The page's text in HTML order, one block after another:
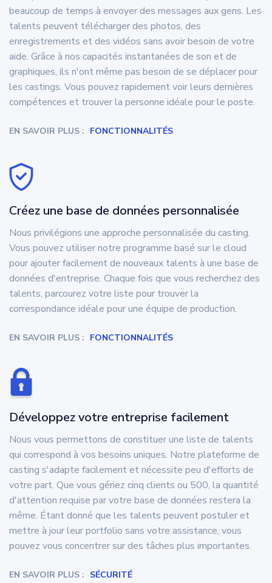
beaucoup de temps à envoyer des messages aux gens. Les
talents peuvent télécharger des photos, des
enregistrements et des vidéos sans avoir besoin de votre
aide. Grâce à nos capacités instantanées de son et de
graphiques, ils n'ont même pas besoin de se déplacer pour
les castings. Vous pouvez rapidement voir leurs dernières
compétences et trouver la personne idéale pour le poste.
EN SAVOIR PLUS : FONCTIONNALITÉS
Créez une base de données personnalisée
Nous privilégions une approche personnalisée du casting.
Vous pouvez utiliser notre programme basé sur le cloud
pour ajouter facilement de nouveaux talents à une base de
données d'entreprise. Chaque fois que vous recherchez des
talents, parcourez votre liste pour trouver la
correspondance idéale pour une équipe de production.
EN SAVOIR PLUS : FONCTIONNALITÉS
Développez votre entreprise facilement
Nous vous permettons de constituer une liste de talents
qui correspond à vos besoins uniques. Notre plateforme de
casting s'adapte facilement et nécessite peu d'efforts de
votre part. Que vous gériez cinq clients ou 500, la quantité
d'attention requise par votre base de données restera la
même. Étant donné que les talents peuvent postuler et
mettre à jour leur portfolio sans votre assistance, vous
pouvez vous concentrer sur des tâches plus importantes.
EN SAVOIR PLUS : SÉCURITÉ